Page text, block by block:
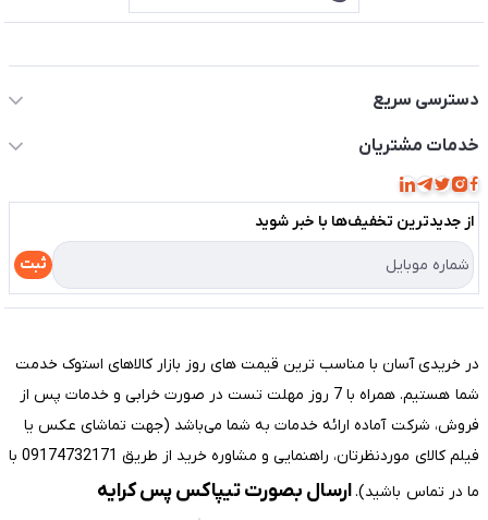
دسترسی سریع
حساب کاربری
مجله فروشگاه
لیست محصولات
درباره ما
تماس با ما
خدمات مشتریان
قوانین و مقررات
حریم خصوصی
راهنما
از جدید‌ترین تخفیف‌ها با‌ خبر شوید
ثبت
در خریدی آسان با مناسب ترین قیمت های روز بازار کالاهای استوک خدمت
شما هستیم. همراه با 7 روز مهلت تست در صورت خرابی و خدمات پس از
فروش، شرکت آماده ارائه خدمات به شما می‌باشد (جهت تماشای عکس یا
فیلم کالای موردنظرتان، راهنمایی و مشاوره خرید از طریق 09174732171 با
ما در تماس باشید).ارسال بصورت تیپاکس پس کرایه